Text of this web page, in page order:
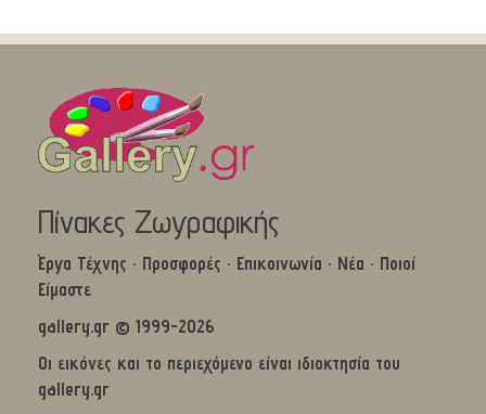
Πίνακες Ζωγραφικής
Έργα Τέχνης · Προσφορές · Επικοινωνία · Νέα · Ποιοί
Είμαστε
gallery.gr © 1999-2026
Οι εικόνες και το περιεχόμενο είναι ιδιοκτησία του
gallery.gr